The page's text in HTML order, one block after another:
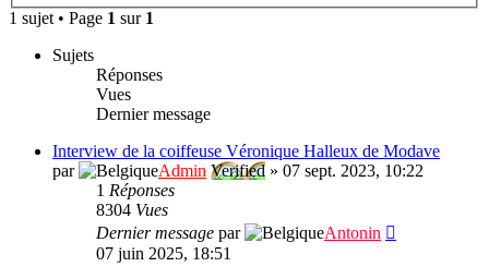
1 sujet • Page 1 sur 1
Sujets
Réponses
Vues
Dernier message
Interview de la coiffeuse Véronique Halleux de Modave
par
Admin Verified » 07 sept. 2023, 10:22
1 Réponses
8304 Vues
Dernier message par
Antonin
07 juin 2025, 18:51